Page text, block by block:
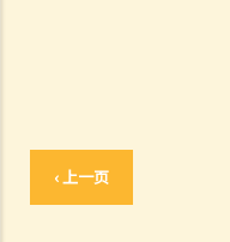
‹ 上一页
说，我更不想其他兄弟姐妹